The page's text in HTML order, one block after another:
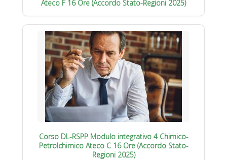
Ateco F 16 Ore (Accordo Stato-Regioni 2025)
Corso DL-RSPP Modulo integrativo 4 Chimico-
Petrolchimico Ateco C 16 Ore (Accordo Stato-
Regioni 2025)